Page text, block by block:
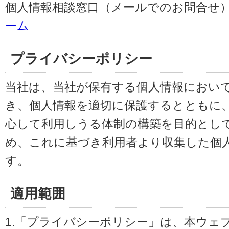
個人情報相談窓口（メールでのお問合せ
ーム
プライバシーポリシー
当社は、当社が保有する個人情報におい
き、個人情報を適切に保護するとともに
心して利用しうる体制の構築を目的とし
め、これに基づき利用者より収集した個
す。
適用範囲
1.「プライバシーポリシー」は、本ウェ